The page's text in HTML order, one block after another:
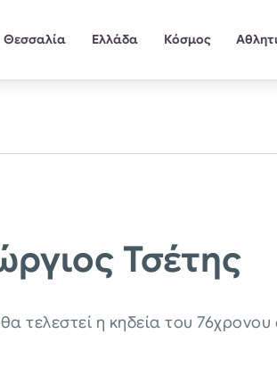
Θεσσαλία Ελλάδα Κόσμος
Τσέτης
τελεστεί η κηδεία του